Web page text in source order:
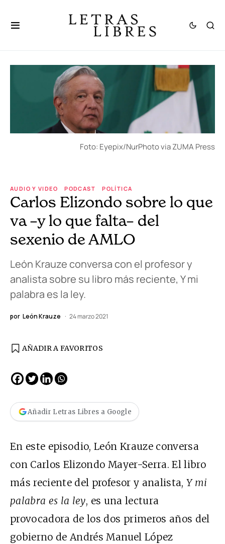
Foto: Eyepix/NurPhoto via ZUMA Press
AUDIO Y VIDEO PODCAST POLÍTICA
Carlos Elizondo sobre lo que
va –y lo que falta– del
sexenio de AMLO
León Krauze conversa con el profesor y
analista sobre su libro más reciente, Y mi
palabra es la ley.
por León Krauze 24 marzo 2021
AÑADIR A FAVORITOS
Añadir Letras Libres a Google
En este episodio, León Krauze conversa
con Carlos Elizondo Mayer-Serra. El libro
más reciente del profesor y analista, Y mi
palabra es la ley, es una lectura
provocadora de los dos primeros años del
gobierno de Andrés Manuel López